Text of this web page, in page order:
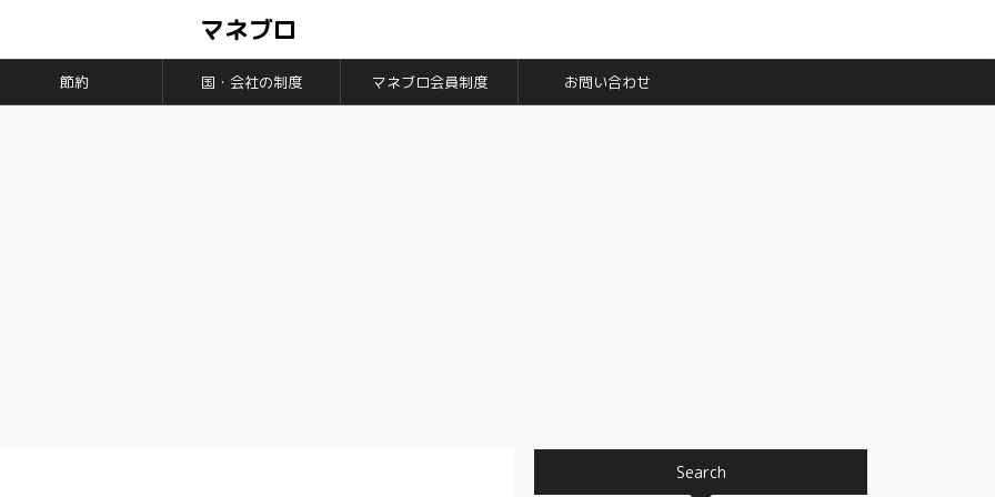
マネブロ
節約 国・会社の制度 マネブロ会員制度 お問い合わせ
Search